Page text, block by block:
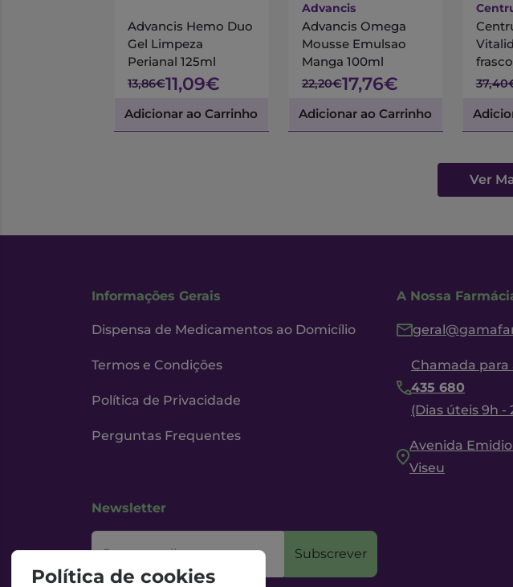
Advancis Hemo Duo
Gel Limpeza
Perianal 125ml
13,86€11,09€
Adicionar ao Carrinho
Advancis
Advancis Omega
Mousse Emulsao
Manga 100ml
22,20€17,76€
Adicionar ao Carrinho
Ver
Informações Gerais
Dispensa de Medicamentos ao Domicílio
Termos e Condições
Política de Privacidade
Perguntas Frequentes
A Nossa
Chamada para
435 680
(Dias úteis 9h -
Avenida
Viseu
Newsletter
O seu email Subscrever
Política de cookies